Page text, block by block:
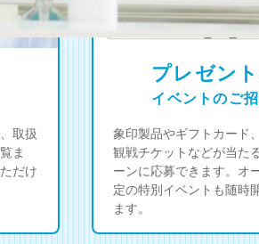
取扱
ま
だけ
プレゼント
イベントのご
象印製品やギフトカード
観戦チケットなどが当た
ーンに応募できます。オ
定の特別イベントも随時
ます。